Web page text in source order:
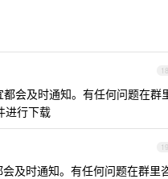
18
会及时通知。有任何问题在群
进行下载
19
及时通知。有任何问题在群里